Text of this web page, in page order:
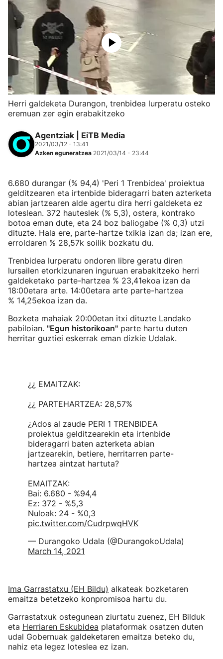
Herri galdeketa Durangon, trenbidea lurperatu osteko
eremuan zer egin erabakitzeko
Agentziak | EiTB Media
2021/03/12 - 13:41
Azken eguneratzea 2021/03/14 - 23:44
6.680 durangar (% 94,4) 'Peri 1 Trenbidea' proiektua
gelditzearen eta irtenbide bideragarri baten azterketa
abian jartzearen alde agertu dira herri galdeketa ez
loteslean. 372 hauteslek (% 5,3), ostera, kontrako
botoa eman dute, eta 24 boz baliogabe (% 0,3) utzi
dituzte. Hala ere, parte-hartze txikia izan da; izan ere,
erroldaren % 28,57k soilik bozkatu du.
Trenbidea lurperatu ondoren libre geratu diren
lursailen etorkizunaren inguruan erabakitzeko herri
galdeketako parte-hartzea % 23,41ekoa izan da
18:00etara arte. 14:00etara arte parte-hartzea
% 14,25ekoa izan da.
Bozketa mahaiak 20:00etan itxi dituzte Landako
pabiloian. "Egun historikoan" parte hartu duten
herritar guztiei eskerrak eman dizkie Udalak.
¿¿ EMAITZAK:
¿¿ PARTEHARTZEA: 28,57%
¿Ados al zaude PERI 1 TRENBIDEA
proiektua gelditzearekin eta irtenbide
bideragarri baten azterketa abian
jartzearekin, betiere, herritarren parte-
hartzea aintzat hartuta?
EMAITZAK:
Bai: 6.680 - %94,4
Ez: 372 - %5,3
Nuloak: 24 - %0,3
pic.twitter.com/CudrpwqHVK
— Durangoko Udala (@DurangokoUdala)
March 14, 2021
Ima Garrastatxu (EH Bildu) alkateak bozketaren
emaitza betetzeko konpromisoa hartu du.
Garrastatxuk ostegunean ziurtatu zuenez, EH Bilduk
eta Herriaren Eskubidea plataformak osatzen duten
udal Gobernuak galdeketaren emaitza beteko du,
nahiz eta legez loteslea ez izan.